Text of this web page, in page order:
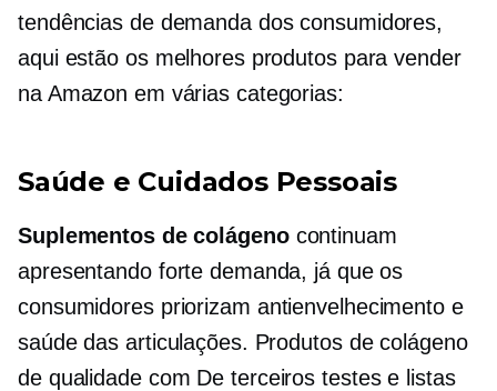
tendências de demanda dos consumidores,
aqui estão os melhores produtos para vender
na Amazon em várias categorias:
Saúde e Cuidados Pessoais
Suplementos de colágenocontinuam
apresentando forte demanda, já que os
consumidores priorizam antienvelhecimentoe
saúde das articulações. Produtos de colágeno
de qualidade com De terceiros testes e listas